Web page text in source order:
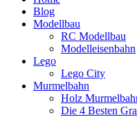
Blog
Modellbau
RC Modellbau
Modelleisenbahn
Lego
Lego City
Murmelbahn
Holz
Die 4 Besten